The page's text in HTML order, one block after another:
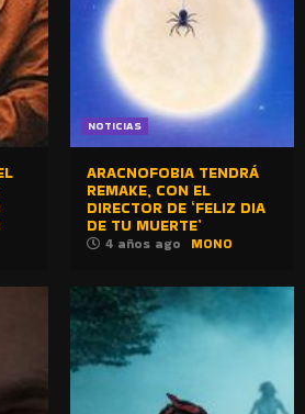
NOTICIAS
ARACNOFOBIA TENDRÁ
REMAKE, CON EL
DIRECTOR DE ‘FELIZ DIA
DE TU MUERTE’
4 años ago MONO